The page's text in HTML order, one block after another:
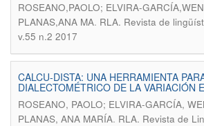
ROSEANO,PAOLO; ELVIRA-
PLANAS,ANA MA. RLA. Revista de
v.55 n.2 2017
CALCU-DISTA: UNA HERRAMIENTA
DIALECTOMÉTRICO DE LA VARIACIÓN
ROSEANO, PAOLO; ELVIRA-GARCÍA,
PLANAS, ANA MARÍA. RLA. Revista de